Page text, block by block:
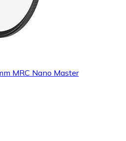
MRC Nano Master